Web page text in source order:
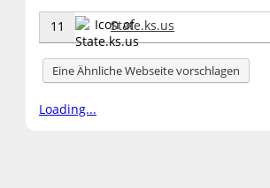
11 State.ks.us
Eine Ähnliche Webseite vorschlagen
Loading...